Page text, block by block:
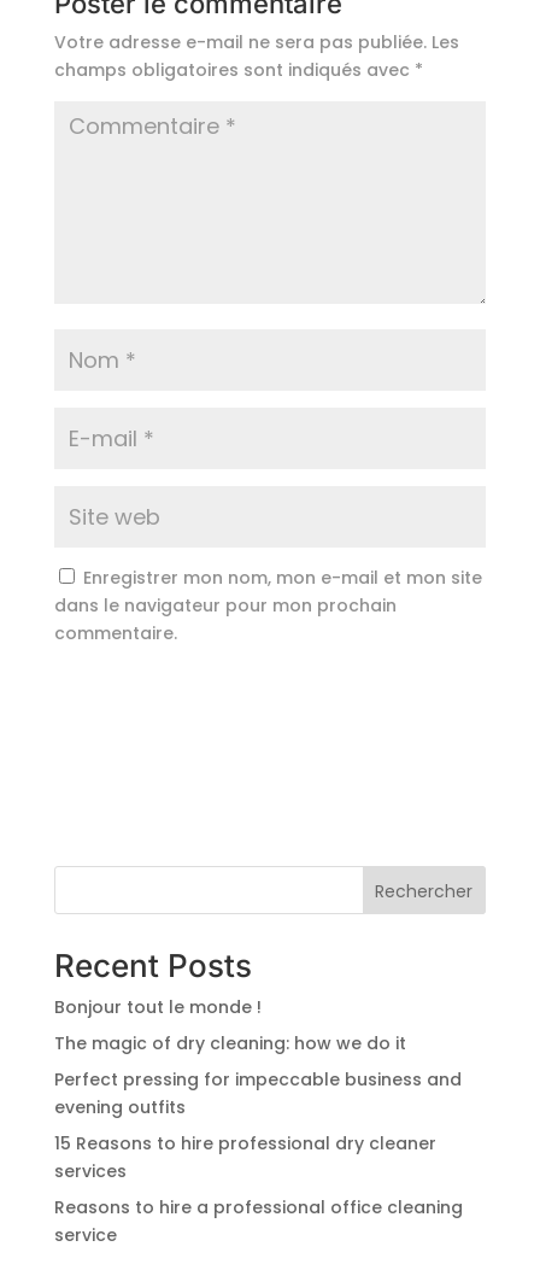
Votre adresse e-mail ne sera pas publiée. Les
champs obligatoires sont indiqués avec *
Enregistrer mon nom, mon e-mail et mon site
dans le navigateur pour mon prochain
commentaire.
Rechercher
Recent Posts
Bonjour tout le monde !
The magic of dry cleaning: how we do it
Perfect pressing for impeccable business and
evening outfits
15 Reasons to hire professional dry cleaner
services
Reasons to hire a professional office cleaning
service